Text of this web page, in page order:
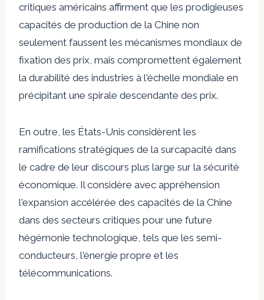
critiques américains affirment que les prodigieuses
capacités de production de la Chine non
seulement faussent les mécanismes mondiaux de
fixation des prix, mais compromettent également
la durabilité des industries à l'échelle mondiale en
précipitant une spirale descendante des prix.
En outre, les États-Unis considèrent les
ramifications stratégiques de la surcapacité dans
le cadre de leur discours plus large sur la sécurité
économique. Il considère avec appréhension
l'expansion accélérée des capacités de la Chine
dans des secteurs critiques pour une future
hégémonie technologique, tels que les semi-
conducteurs, l'énergie propre et les
télécommunications.